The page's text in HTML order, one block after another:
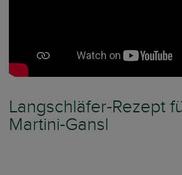
Langschläfer-Rezept
Martini-Gansl